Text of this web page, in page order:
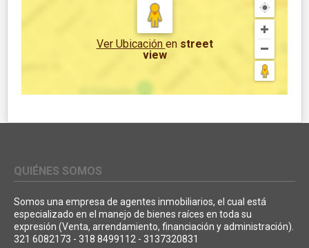
Ver Ubicación en street
view
QUIÉNES SOMOS
Somos una empresa de agentes inmobiliarios, el cual está
especializado en el manejo de bienes raíces en toda su
expresión (Venta, arrendamiento, financiación y administración).
321 6082173 - 318 8499112 - 3137320831